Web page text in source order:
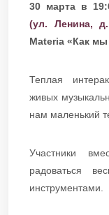
30 марта в
(ул. Ленина,
Materia «Как
Теплая
живых
нам маленький
Участники
радоваться
инструментами.